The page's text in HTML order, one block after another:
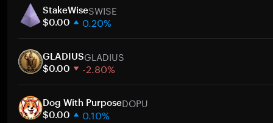
30 días
Capitalización de mercado
StakeWiseSWISE
$0.00 0.20%
30 días
Capitalización de mercado
GLADIUSGLADIUS
$0.00 -2.80%
30 días
Capitalización de mercado
Dog With PurposeDOPU
$0.00 0.10%